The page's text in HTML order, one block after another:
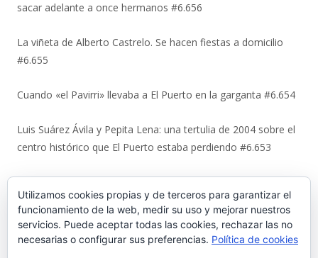
sacar adelante a once hermanos #6.656
La viñeta de Alberto Castrelo. Se hacen fiestas a domicilio
#6.655
Cuando «el Pavirri» llevaba a El Puerto en la garganta #6.654
Luis Suárez Ávila y Pepita Lena: una tertulia de 2004 sobre el
centro histórico que El Puerto estaba perdiendo #6.653
Los últimos coletazos de una enseñanza basada en el miedo
#6.651
Utilizamos cookies propias y de terceros para garantizar el
funcionamiento de la web, medir su uso y mejorar nuestros
servicios. Puede aceptar todas las cookies, rechazar las no
necesarias o configurar sus preferencias. Política de cookies